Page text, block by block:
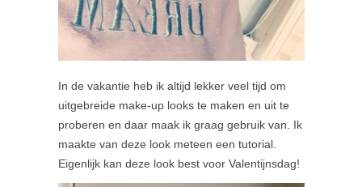
In de vakantie heb ik altijd lekker veel tijd om
uitgebreide make-up looks te maken en uit te
proberen en daar maak ik graag gebruik van. Ik
maakte van deze look meteen een tutorial.
Eigenlijk kan deze look best voor Valentijnsdag!